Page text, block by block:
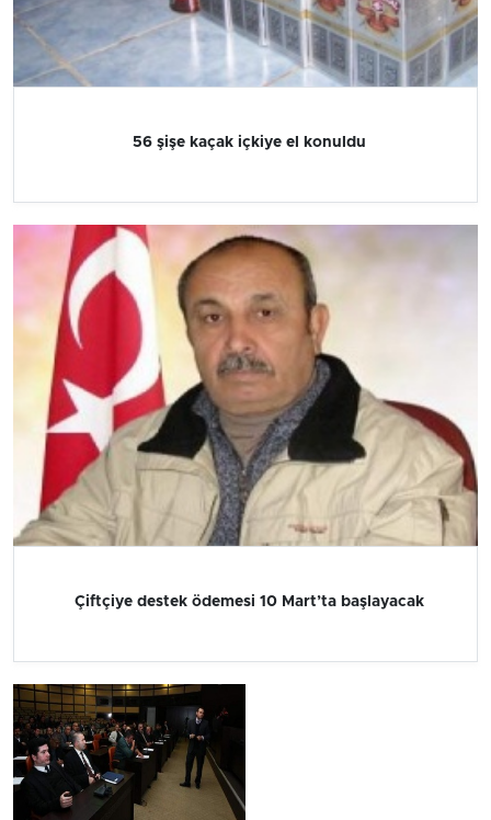
56 şişe kaçak içkiye el konuldu
Çiftçiye destek ödemesi 10 Mart’ta başlayacak